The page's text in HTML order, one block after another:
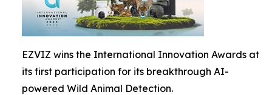
EZVIZ wins the International Innovation Awards at
its first participation for its breakthrough AI-
powered Wild Animal Detection.